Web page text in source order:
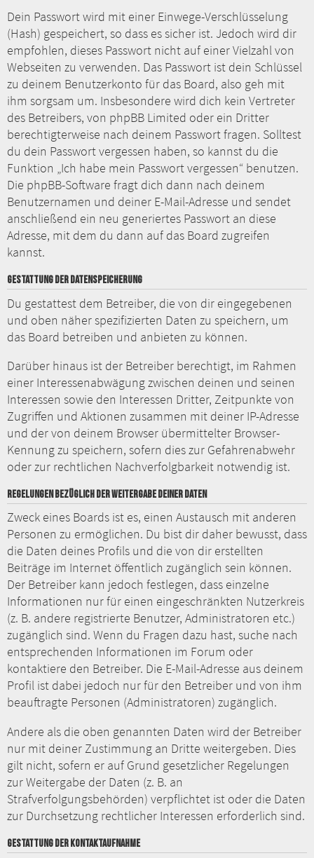
Dein Passwort wird mit einer Einwege-Verschlüsselung
(Hash) gespeichert, so dass es sicher ist. Jedoch wird dir
empfohlen, dieses Passwort nicht auf einer Vielzahl von
Webseiten zu verwenden. Das Passwort ist dein Schlüssel
zu deinem Benutzerkonto für das Board, also geh mit
ihm sorgsam um. Insbesondere wird dich kein Vertreter
des Betreibers, von phpBB Limited oder ein Dritter
berechtigterweise nach deinem Passwort fragen. Solltest
du dein Passwort vergessen haben, so kannst du die
Funktion „Ich habe mein Passwort vergessen“ benutzen.
Die phpBB-Software fragt dich dann nach deinem
Benutzernamen und deiner E-Mail-Adresse und sendet
anschließend ein neu generiertes Passwort an diese
Adresse, mit dem du dann auf das Board zugreifen
kannst.
GESTATTUNG DER DATENSPEICHERUNG
Du gestattest dem Betreiber, die von dir eingegebenen
und oben näher spezifizierten Daten zu speichern, um
das Board betreiben und anbieten zu können.
Darüber hinaus ist der Betreiber berechtigt, im Rahmen
einer Interessenabwägung zwischen deinen und seinen
Interessen sowie den Interessen Dritter, Zeitpunkte von
Zugriffen und Aktionen zusammen mit deiner IP-Adresse
und der von deinem Browser übermittelter Browser-
Kennung zu speichern, sofern dies zur Gefahrenabwehr
oder zur rechtlichen Nachverfolgbarkeit notwendig ist.
REGELUNGEN BEZÜGLICH DER WEITERGABE DEINER DATEN
Zweck eines Boards ist es, einen Austausch mit anderen
Personen zu ermöglichen. Du bist dir daher bewusst, dass
die Daten deines Profils und die von dir erstellten
Beiträge im Internet öffentlich zugänglich sein können.
Der Betreiber kann jedoch festlegen, dass einzelne
Informationen nur für einen eingeschränkten Nutzerkreis
(z. B. andere registrierte Benutzer, Administratoren etc.)
zugänglich sind. Wenn du Fragen dazu hast, suche nach
entsprechenden Informationen im Forum oder
kontaktiere den Betreiber. Die E-Mail-Adresse aus deinem
Profil ist dabei jedoch nur für den Betreiber und von ihm
beauftragte Personen (Administratoren) zugänglich.
Andere als die oben genannten Daten wird der Betreiber
nur mit deiner Zustimmung an Dritte weitergeben. Dies
gilt nicht, sofern er auf Grund gesetzlicher Regelungen
zur Weitergabe der Daten (z. B. an
Strafverfolgungsbehörden) verpflichtet ist oder die Daten
zur Durchsetzung rechtlicher Interessen erforderlich sind.
GESTATTUNG DER KONTAKTAUFNAHME